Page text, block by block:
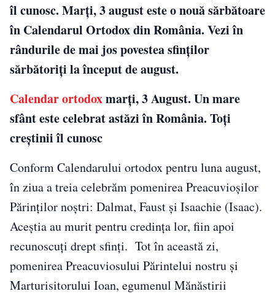
îl cunosc. Marți, 3 august este o nouă sărbătoare
în Calendarul Ortodox din România. Vezi în
rândurile de mai jos povestea sfinților
sărbătoriți la început de august.
Calendar ortodoxmarți, 3 August. Un mare
sfânt este celebrat astăzi în România. Toți
creștinii îl cunosc
Conform Calendarului ortodox pentru luna august,
în ziua a treia celebrăm pomenirea Preacuvioșilor
Părinților noștri: Dalmat, Faust și Isaachie (Isaac).
Aceștia au murit pentru credința lor, fiin apoi
recunoscuți drept sfinți. Tot în această zi,
pomenirea Preacuviosului Părintelui nostru și
Marturisitorului Ioan, egumenul Mănăstirii